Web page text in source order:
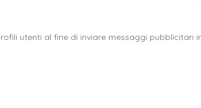
utenti al fine di inviare messaggi pubblicitari